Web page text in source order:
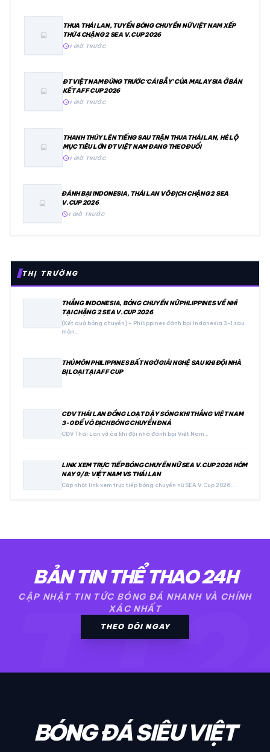
image
THUA THÁI LAN, TUYỂN BÓNG CHUYỀN NỮ VIỆT NAM XẾP
THỨ 4 CHẶNG 2 SEA V.CUP 2026
schedule1 GIỜ TRƯỚC
image
ĐT VIỆT NAM ĐỨNG TRƯỚC ‘CÁI BẪY’ CỦA MALAYSIA Ở BÁN
KẾT AFF CUP 2026
schedule1 GIỜ TRƯỚC
image
THANH THÚY LÊN TIẾNG SAU TRẬN THUA THÁI LAN, HÉ LỘ
MỤC TIÊU LỚN ĐT VIỆT NAM ĐANG THEO ĐUỔI
schedule1 GIỜ TRƯỚC
image
ĐÁNH BẠI INDONESIA, THÁI LAN VÔ ĐỊCH CHẶNG 2 SEA
V.CUP 2026
schedule1 GIỜ TRƯỚC
THỊ TRƯỜNG
THẮNG INDONESIA, BÓNG CHUYỀN NỮ PHLIPPINES VỀ NHÌ
TẠI CHẶNG 2 SEA V.CUP 2026
(Kết quả bóng chuyền) – Philippines đánh bại Indonesia 3-1 sau
màn…
THỦ MÔN PHILIPPINES BẤT NGỜ GIẢI NGHỆ SAU KHI ĐỘI NHÀ
BỊ LOẠI TẠI AFF CUP
CĐV THÁI LAN ĐỒNG LOẠT DẬY SÓNG KHI THẮNG VIỆT NAM
3-0 ĐỂ VÔ ĐỊCH BÓNG CHUYỀN ĐNÁ
CĐV Thái Lan vỡ òa khi đội nhà đánh bại Việt Nam…
LINK XEM TRỰC TIẾP BÓNG CHUYỀN NỮ SEA V.CUP 2026 HÔM
NAY 9/8: VIỆT NAM VS THÁI LAN
Cập nhật link xem trực tiếp bóng chuyền nữ SEA V.Cup 2026…
BẢN TIN THỂ THAO 24H
CẬP NHẬT TIN TỨC BÓNG ĐÁ NHANH VÀ CHÍNH
XÁC NHẤT
THEO DÕI NGAY
BÓNG ĐÁ SIÊU VIỆT